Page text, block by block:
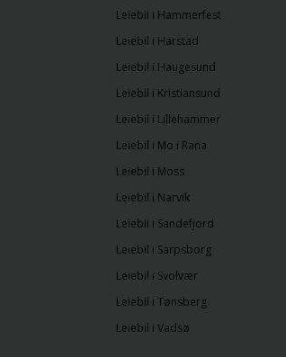
Leiebil i Hammerfest
Leiebil i Harstad
Leiebil i Haugesund
Leiebil i Kristiansund
Leiebil i Lillehammer
Leiebil i Mo i Rana
Leiebil i Moss
Leiebil i Narvik
Leiebil i Sandefjord
Leiebil i Sarpsborg
Leiebil i Svolvær
Leiebil i Tønsberg
Leiebil i Vadsø